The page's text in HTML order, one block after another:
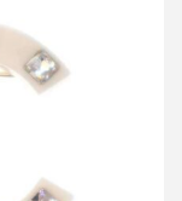
ココマーク ブロー